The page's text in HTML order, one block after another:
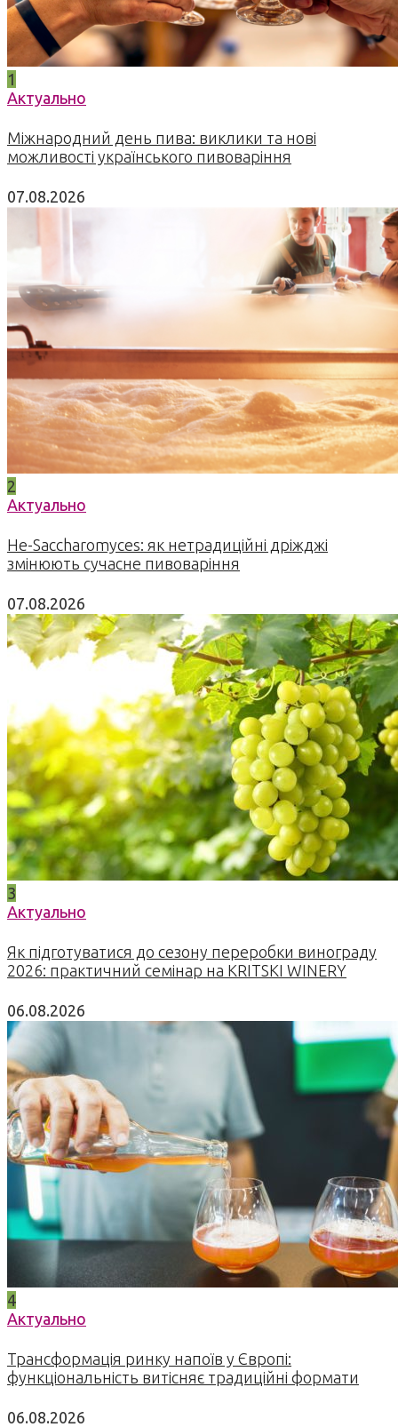
1
Актуально
Міжнародний день пива: виклики та нові
можливості українського пивоваріння
07.08.2026
2
Актуально
Не-Saccharomyces: як нетрадиційні дріжджі
змінюють сучасне пивоваріння
07.08.2026
3
Актуально
Як підготуватися до сезону переробки винограду
2026: практичний семінар на KRITSKI WINERY
06.08.2026
4
Актуально
Трансформація ринку напоїв у Європі:
функціональність витісняє традиційні формати
06.08.2026